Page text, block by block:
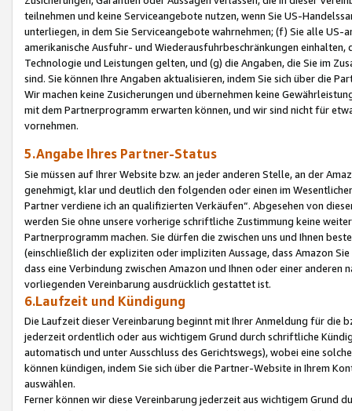
teilnehmen und keine Serviceangebote nutzen, wenn Sie US-
unterliegen, in dem Sie Serviceangebote wahrnehmen; (f) Sie alle
amerikanische Ausfuhr- und Wiederausfuhrbeschränkungen
Technologie und Leistungen gelten, und (g) die Angaben, die Sie im
sind. Sie können Ihre Angaben aktualisieren, indem Sie sich über die
Wir machen keine Zusicherungen und übernehmen keine
mit dem Partnerprogramm erwarten können, und wir sind nicht für
vornehmen.
5.Angabe Ihres Partner-Status
Sie müssen auf Ihrer Website bzw. an jeder anderen Stelle, an der
genehmigt, klar und deutlich den folgenden oder einen im
Partner verdiene ich an qualifizierten Verkäufen“. Abgesehen von
werden Sie ohne unsere vorherige schriftliche Zustimmung keine
Partnerprogramm machen. Sie dürfen die zwischen uns und Ihnen
(einschließlich der expliziten oder impliziten Aussage, dass Amazon
dass eine Verbindung zwischen Amazon und Ihnen oder einer
vorliegenden Vereinbarung ausdrücklich gestattet ist.
6.Laufzeit und Kündigung
Die Laufzeit dieser Vereinbarung beginnt mit Ihrer Anmeldung für die
jederzeit ordentlich oder aus wichtigem Grund durch schriftliche
automatisch und unter Ausschluss des Gerichtswegs), wobei eine
können kündigen, indem Sie sich über die Partner-Website in Ihrem
auswählen.
Ferner können wir diese Vereinbarung jederzeit aus wichtigem Grund